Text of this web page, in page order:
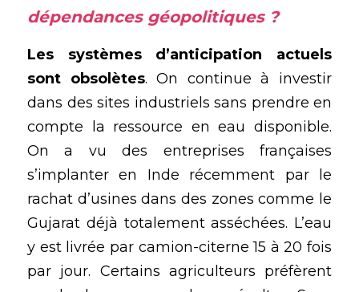
dépendances géopolitiques ?
Les systèmes d’anticipation actuels
sont obsolètes. On continue à investir
dans des sites industriels sans prendre en
compte la ressource en eau disponible.
On a vu des entreprises françaises
s’implanter en Inde récemment par le
rachat d’usines dans des zones comme le
Gujarat déjà totalement asséchées. L’eau
y est livrée par camion-citerne 15 à 20 fois
par jour. Certains agriculteurs préfèrent